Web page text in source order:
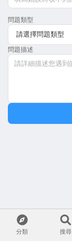
問題類型
問題描述
分類 搜尋